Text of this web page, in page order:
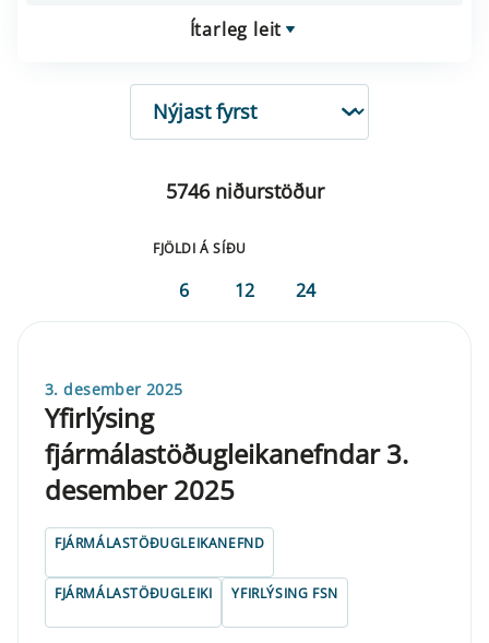
Ítarleg leit
RÖÐUN
5746 niðurstöður
FJÖLDI Á SÍÐU
6 12 24
3. desember 2025
Yfirlýsing
fjármálastöðugleikanefndar 3.
desember 2025
FJÁRMÁLASTÖÐUGLEIKANEFND
FJÁRMÁLASTÖÐUGLEIKI YFIRLÝSING FSN